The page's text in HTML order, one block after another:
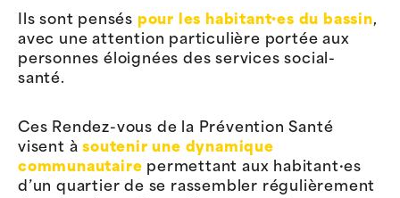
Ils sont pensés pour les habitant·es du bassin,
avec une attention particulière portée aux
personnes éloignées des services social-
santé.
Ces Rendez-vous de la Prévention Santé
visent àsoutenir une dynamique
communautaire permettant aux habitant·es
d’un quartier de se rassembler régulièrement